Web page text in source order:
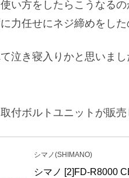
い方をしたらこうなるの
力任せにネジ締めをした
泣き寝入りかと思いまし
付ボルトユニットが販売
シマノ(SHIMANO)
シマノ [2]FD-R8000